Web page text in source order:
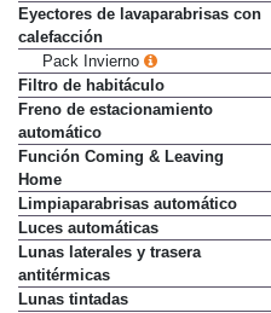
Eyectores de lavaparabrisas con
calefacción
Pack Invierno
Filtro de habitáculo
Freno de estacionamiento
automático
Función Coming & Leaving
Home
Limpiaparabrisas automático
Luces automáticas
Lunas laterales y trasera
antitérmicas
Lunas tintadas